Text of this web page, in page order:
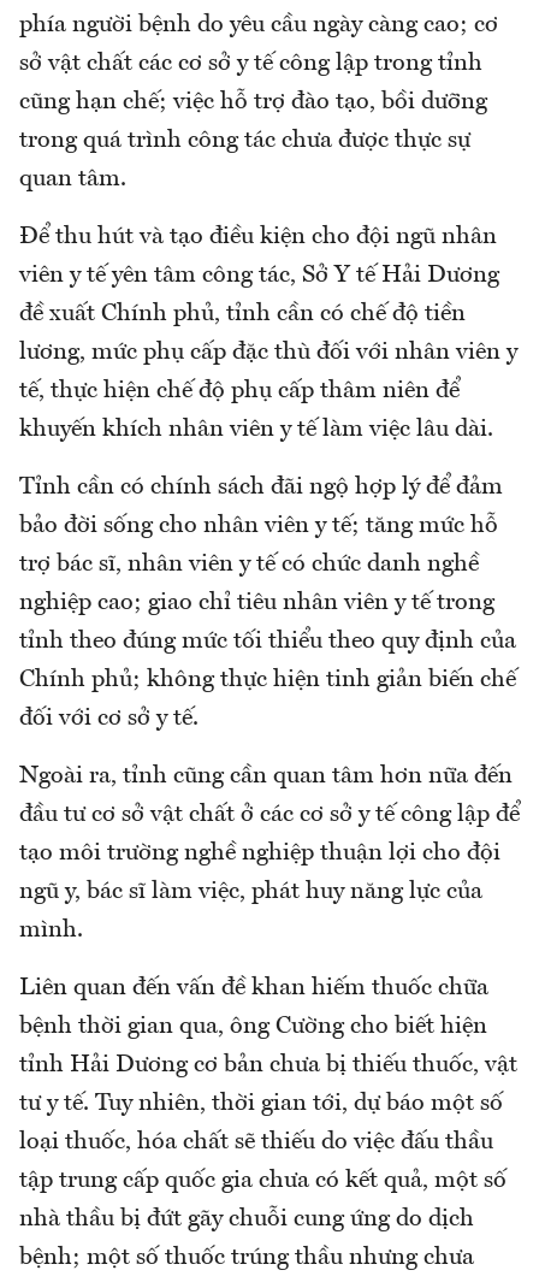
phía người bệnh do yêu cầu ngày càng cao; cơ
sở vật chất các cơ sở y tế công lập trong tỉnh
cũng hạn chế; việc hỗ trợ đào tạo, bồi dưỡng
trong quá trình công tác chưa được thực sự
quan tâm.
Để thu hút và tạo điều kiện cho đội ngũ nhân
viên y tế yên tâm công tác, Sở Y tế Hải Dương
đề xuất Chính phủ, tỉnh cần có chế độ tiền
lương, mức phụ cấp đặc thù đối với nhân viên y
tế, thực hiện chế độ phụ cấp thâm niên để
khuyến khích nhân viên y tế làm việc lâu dài.
Tỉnh cần có chính sách đãi ngộ hợp lý để đảm
bảo đời sống cho nhân viên y tế; tăng mức hỗ
trợ bác sĩ, nhân viên y tế có chức danh nghề
nghiệp cao; giao chỉ tiêu nhân viên y tế trong
tỉnh theo đúng mức tối thiểu theo quy định của
Chính phủ; không thực hiện tinh giản biến chế
đối với cơ sở y tế.
Ngoài ra, tỉnh cũng cần quan tâm hơn nữa đến
đầu tư cơ sở vật chất ở các cơ sở y tế công lập để
tạo môi trường nghề nghiệp thuận lợi cho đội
ngũ y, bác sĩ làm việc, phát huy năng lực của
mình.
Liên quan đến vấn đề khan hiếm thuốc chữa
bệnh thời gian qua, ông Cường cho biết hiện
tỉnh Hải Dương cơ bản chưa bị thiếu thuốc, vật
tư y tế. Tuy nhiên, thời gian tới, dự báo một số
loại thuốc, hóa chất sẽ thiếu do việc đấu thầu
tập trung cấp quốc gia chưa có kết quả, một số
nhà thầu bị đứt gãy chuỗi cung ứng do dịch
bệnh; một số thuốc trúng thầu nhưng chưa